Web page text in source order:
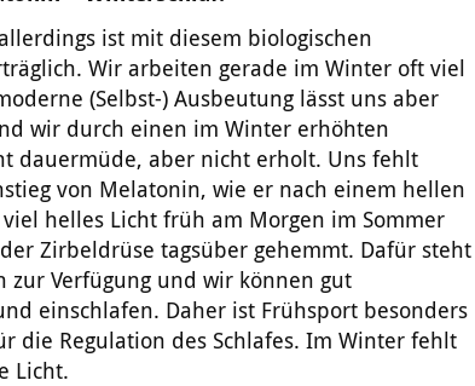
ist mit diesem biologischen
Wir arbeiten gerade im Winter oft viel
(Selbst-) Ausbeutung lässt uns aber
wir durch einen im Winter erhöhten
dauermüde, aber nicht erholt. Uns fehlt
von Melatonin, wie er nach einem hellen
helles Licht früh am Morgen im Sommer
Zirbeldrüse tagsüber gehemmt. Dafür steht
Verfügung und wir können gut
einschlafen. Daher ist Frühsport besonders
die Regulation des Schlafes. Im Winter fehlt
Licht.